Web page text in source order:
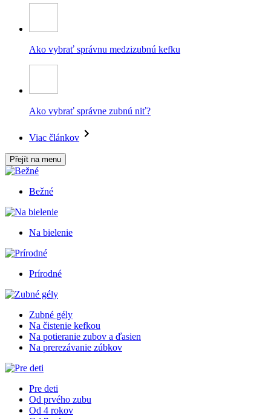
Ako vybrať správnu medzizubnú kefku
Ako vybrať správne zubnú niť?
Viac článkov
Přejít na menu
Bežné
Na bielenie
Prírodné
Zubné gély
Na čistenie kefkou
Na potieranie zubov a ďasien
Na prerezávanie zúbkov
Pre deti
Od prvého zubu
Od 4 rokov